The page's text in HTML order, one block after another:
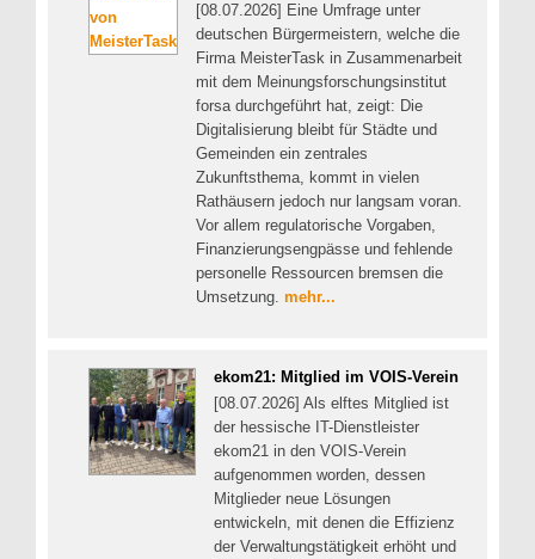
[08.07.2026] Eine Umfrage unter
deutschen Bürgermeistern, welche die
Firma MeisterTask in Zusammenarbeit
mit dem Meinungsforschungsinstitut
forsa durchgeführt hat, zeigt: Die
Digitalisierung bleibt für Städte und
Gemeinden ein zentrales
Zukunftsthema, kommt in vielen
Rathäusern jedoch nur langsam voran.
Vor allem regulatorische Vorgaben,
Finanzierungsengpässe und fehlende
personelle Ressourcen bremsen die
Umsetzung. mehr...
ekom21: Mitglied im VOIS-Verein
[08.07.2026] Als elftes Mitglied ist
der hessische IT-Dienstleister
ekom21 in den VOIS-Verein
aufgenommen worden, dessen
Mitglieder neue Lösungen
entwickeln, mit denen die Effizienz
der Verwaltungstätigkeit erhöht und